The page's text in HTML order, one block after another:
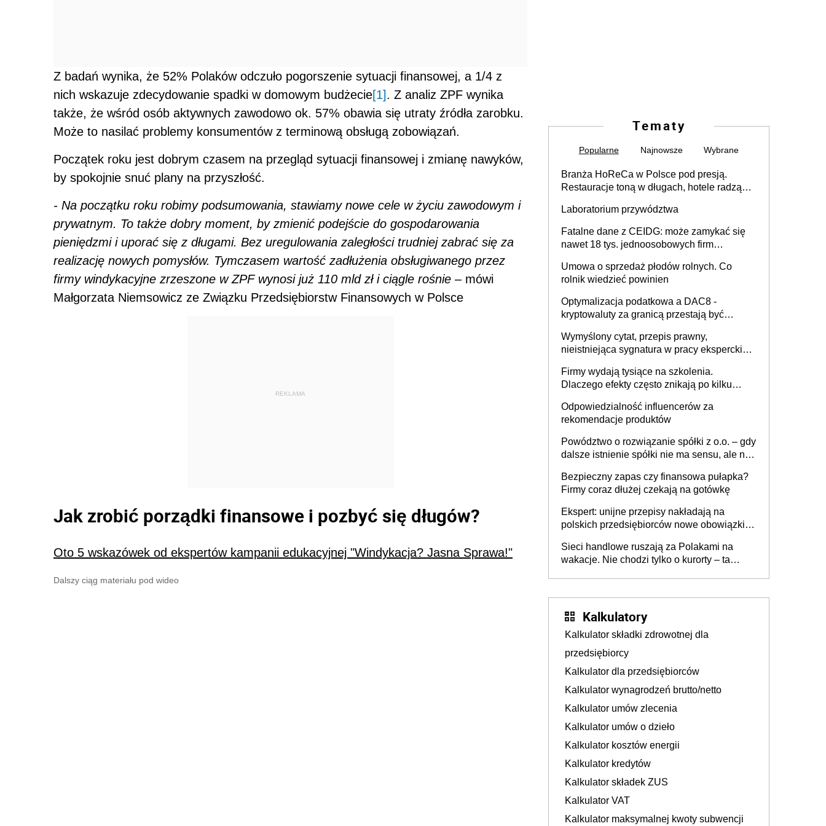
Z badań wynika, że 52% Polaków odczuło pogorszenie sytuacji finansowej, a 1/4 z
nich wskazuje zdecydowanie spadki w domowym budżecie[1]. Z analiz ZPF wynika
także, że wśród osób aktywnych zawodowo ok. 57% obawia się utraty źródła zarobku.
Może to nasilać problemy konsumentów z terminową obsługą zobowiązań.
Początek roku jest dobrym czasem na przegląd sytuacji finansowej i zmianę nawyków,
by spokojnie snuć plany na przyszłość.
- Na początku roku robimy podsumowania, stawiamy nowe cele w życiu zawodowym i
prywatnym. To także dobry moment, by zmienić podejście do gospodarowania
pieniędzmi i uporać się z długami. Bez uregulowania zaległości trudniej zabrać się za
realizację nowych pomysłów. Tymczasem wartość zadłużenia obsługiwanego przez
firmy windykacyjne zrzeszone w ZPF wynosi już 110 mld zł i ciągle rośnie – mówi
Małgorzata Niemsowicz ze Związku Przedsiębiorstw Finansowych w Polsce
REKLAMA
Jak zrobić porządki finansowe i pozbyć się długów?
Oto 5 wskazówek od ekspertów kampanii edukacyjnej "Windykacja? Jasna Sprawa!"
Dalszy ciąg materiału pod wideo
Tematy
Popularne Najnowsze Wybrane
Branża HoReCa w Polsce pod presją.
Restauracje toną w długach, hotele radzą
Laboratorium przywództwa
Fatalne dane z CEIDG: może zamykać się
nawet 18 tys. jednoosobowych firm
Umowa o sprzedaż płodów rolnych. Co
rolnik wiedzieć powinien
Optymalizacja podatkowa a DAC8 -
kryptowaluty za granicą przestają być
Wymyślony cytat, przepis prawny,
nieistniejąca sygnatura w pracy eksperckiej -
firmie
Firmy wydają tysiące na szkolenia.
Dlaczego efekty często znikają po kilku
Odpowiedzialność influencerów za
rekomendacje produktów
Powództwo o rozwiązanie spółki z o.o. – gdy
dalsze istnienie spółki nie ma sensu, ale nie
Bezpieczny zapas czy finansowa pułapka?
Firmy coraz dłużej czekają na gotówkę
Ekspert: unijne przepisy nakładają na
polskich przedsiębiorców nowe obowiązki w
Sieci handlowe ruszają za Polakami na
wakacje. Nie chodzi tylko o kurorty – ta
Kalkulatory
Kalkulator składki zdrowotnej dla
przedsiębiorcy
Kalkulator dla przedsiębiorców
Kalkulator wynagrodzeń brutto/netto
Kalkulator umów zlecenia
Kalkulator umów o dzieło
Kalkulator kosztów energii
Kalkulator kredytów
Kalkulator składek ZUS
Kalkulator VAT
Kalkulator maksymalnej kwoty subwencji